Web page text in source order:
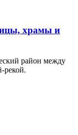
храмы и
район между
рекой.